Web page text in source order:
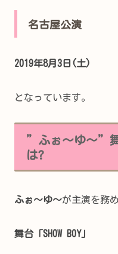
名古屋公演
2019年8月3日(土)
となっています。
”ふぉ～ゆ～”舞
は?
ふぉ～ゆ～が主演を務
舞台「SHOW BOY」